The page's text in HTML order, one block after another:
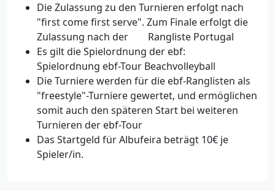
Die Zulassung zu den Turnieren erfolgt nach
"first come first serve". Zum Finale erfolgt die
Zulassung nach der
Rangliste Portugal
Es gilt die Spielordnung der ebf:
Spielordnung ebf-Tour Beachvolleyball
Die Turniere werden für die ebf-Ranglisten als
"freestyle"-Turniere gewertet, und ermöglichen
somit auch den späteren Start bei weiteren
Turnieren der ebf-Tour
Das Startgeld für Albufeira beträgt 10€ je
Spieler/in.